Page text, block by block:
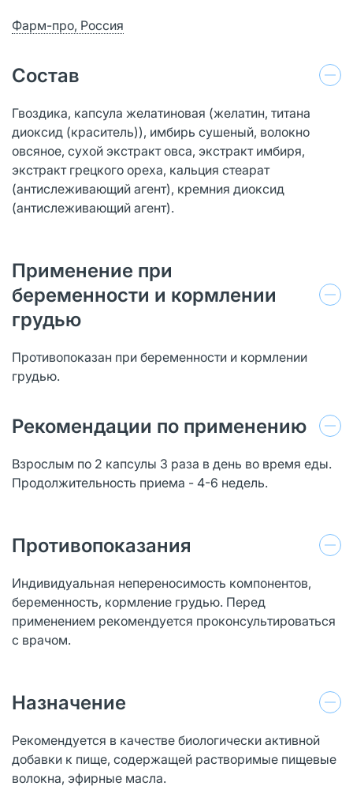
Фарм-про, Россия
Состав
Гвоздика, капсула желатиновая (желатин, титана
диоксид (краситель)), имбирь сушеный, волокно
овсяное, сухой экстракт овса, экстракт имбиря,
экстракт грецкого ореха, кальция стеарат
(антислеживающий агент), кремния диоксид
(антислеживающий агент).
Применение при
беременности и кормлении
грудью
Противопоказан при беременности и кормлении
грудью.
Рекомендации по применению
Взрослым по 2 капсулы 3 раза в день во время еды.
Продолжительность приема - 4-6 недель.
Противопоказания
Индивидуальная непереносимость компонентов,
беременность, кормление грудью. Перед
применением рекомендуется проконсультироваться
с врачом.
Назначение
Рекомендуется в качестве биологически активной
добавки к пище, содержащей растворимые пищевые
волокна, эфирные масла.